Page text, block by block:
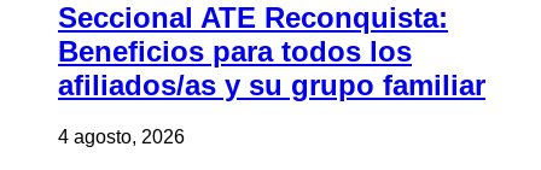
Seccional ATE Reconquista:
Beneficios para todos los
afiliados/as y su grupo familiar
4 agosto, 2026